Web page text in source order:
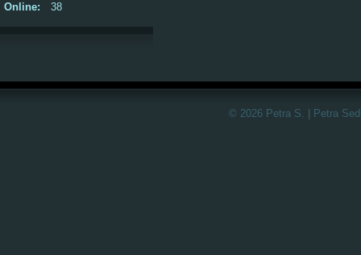
Online: 38
© 2026 Petra S. | Petra